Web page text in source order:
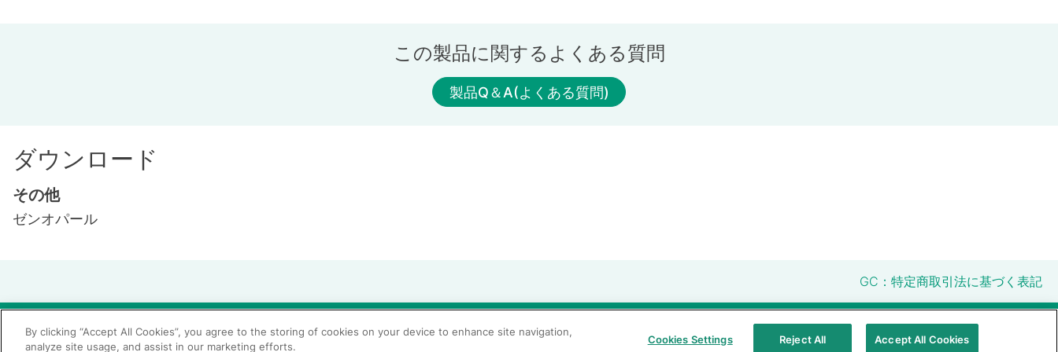
この製品に関するよくある質問
製品Q＆A(よくある質問)
ダウンロード
その他
ゼンオパール
GC：特定商取引法に基づく表記
© 2026 GC Corp. 無断転載禁止 お問い合わせ 当サイトの利用条件 個人情報保護方針 透明性に関する指針
クアラルンプール原則対応方針
By clicking “Accept All Cookies”, you agree to the storing of cookies on your device to enhance site navigation,
analyze site usage, and assist in our marketing efforts.
Cookies Settings Reject All Accept All Cookies